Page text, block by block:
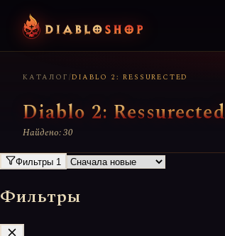
КАТАЛОГ/DIABLO 2: RESSURECTED
Diablo 2: Ressurected
Найдено: 30
Фильтры 1
Фильтры